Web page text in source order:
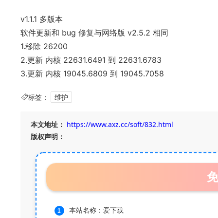
v1.1.1 多版本
软件更新和 bug 修复与网络版 v2.5.2 相同
1.移除 26200
2.更新 内核 22631.6491 到 22631.6783
3.更新 内核 19045.6809 到 19045.7058
标签： 维护
本文地址： https://www.axz.cc/soft/832.html
版权声明：
本站名称：爱下载